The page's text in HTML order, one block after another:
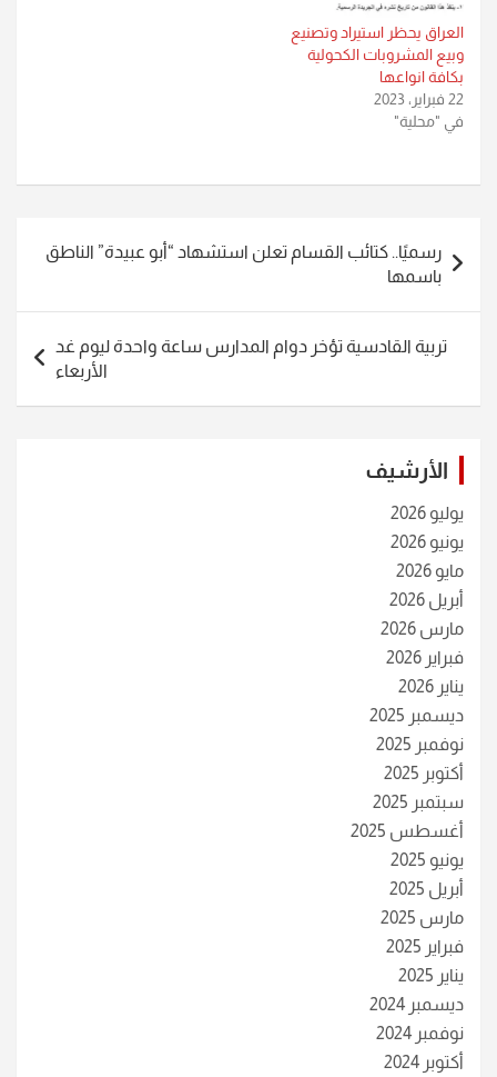
العراق يحظر استيراد وتصنيع
وبيع المشروبات الكحولية
بكافة انواعها
22 فبراير، 2023
في "محلية"
المقالات
رسميًا.. كتائب القسام تعلن استشهاد “أبو عبيدة” الناطق
باسمها
تربية القادسية تؤخر دوام المدارس ساعة واحدة ليوم غد
الأربعاء
الأرشيف
يوليو 2026
يونيو 2026
مايو 2026
أبريل 2026
مارس 2026
فبراير 2026
يناير 2026
ديسمبر 2025
نوفمبر 2025
أكتوبر 2025
سبتمبر 2025
أغسطس 2025
يونيو 2025
أبريل 2025
مارس 2025
فبراير 2025
يناير 2025
ديسمبر 2024
نوفمبر 2024
أكتوبر 2024